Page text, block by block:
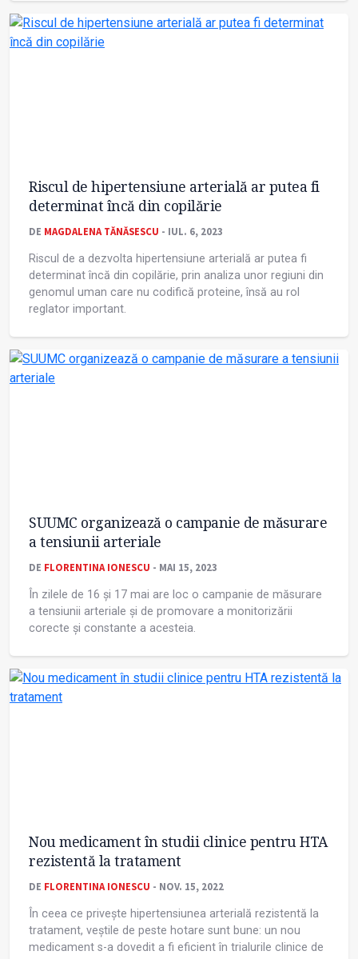
Riscul de hipertensiune arterială ar putea fi
determinat încă din copilărie
DE MAGDALENA TĂNĂSESCU - IUL. 6, 2023
Riscul de a dezvolta hipertensiune arterială ar putea fi
determinat încă din copilărie, prin analiza unor regiuni din
genomul uman care nu codifică proteine, însă au rol
reglator important.
SUUMC organizează o campanie de măsurare
a tensiunii arteriale
DE FLORENTINA IONESCU - MAI 15, 2023
În zilele de 16 și 17 mai are loc o campanie de măsurare
a tensiunii arteriale şi de promovare a monitorizării
corecte şi constante a acesteia.
Nou medicament în studii clinice pentru HTA
rezistentă la tratament
DE FLORENTINA IONESCU - NOV. 15, 2022
În ceea ce privește hipertensiunea arterială rezistentă la
tratament, veștile de peste hotare sunt bune: un nou
medicament s-a dovedit a fi eficient în trialurile clinice de